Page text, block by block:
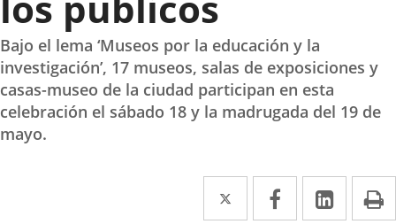
Bajo el lema ‘Museos por la educación y la
investigación’, 17 museos, salas de exposiciones y
casas-museo de la ciudad participan en esta
celebración el sábado 18 y la madrugada del 19 de
mayo.
Twitter
Enlace Facebook
EnlaceEnlace